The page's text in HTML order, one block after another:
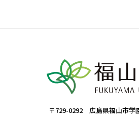
〒729-0292 広島県福山市学